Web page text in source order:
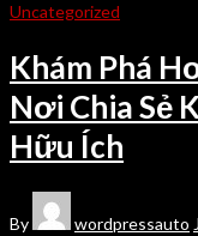
Uncategorized
Khám Phá
Nơi Chia Sẻ
Hữu Ích
By wordpressauto